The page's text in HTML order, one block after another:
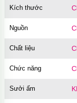
Kích thước
Nguồn
Chất liệu
Chức năng
Sưởi ấm